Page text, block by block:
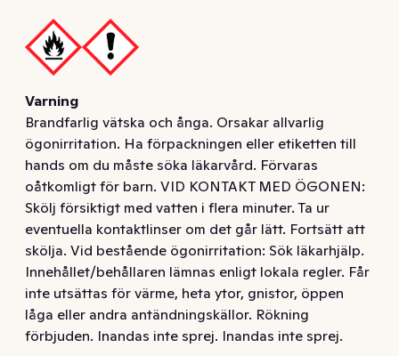
ÖGONEN: Skölj försiktigt med vatten i flera minuter. Ta
ur eventuella kontaktlinser om det går lätt. Fortsätt att
skölja. Vid bestående ögonirritation: Sök läkarhjälp.
Innehållet/behållaren lämnas enligt lokala regler. Får
inte utsättas för värme, heta ytor, gnistor, öppen låga
eller andra antändningskällor. Rökning förbjuden
Varning
Brandfarlig vätska och ånga. Orsakar allvarlig
ögonirritation. Ha förpackningen eller etiketten till
hands om du måste söka läkarvård. Förvaras
oåtkomligt för barn. VID KONTAKT MED ÖGONEN:
Skölj försiktigt med vatten i flera minuter. Ta ur
eventuella kontaktlinser om det går lätt. Fortsätt att
skölja. Vid bestående ögonirritation: Sök läkarhjälp.
Innehållet/behållaren lämnas enligt lokala regler. Får
inte utsättas för värme, heta ytor, gnistor, öppen
låga eller andra antändningskällor. Rökning
förbjuden. Inandas inte sprej. Inandas inte sprej.